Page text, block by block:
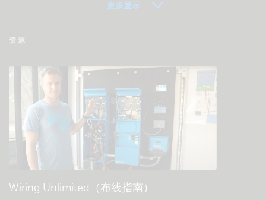
检查社区知识库
一般下载和文档
更多显示
资源
Wiring Unlimited（布线指南）